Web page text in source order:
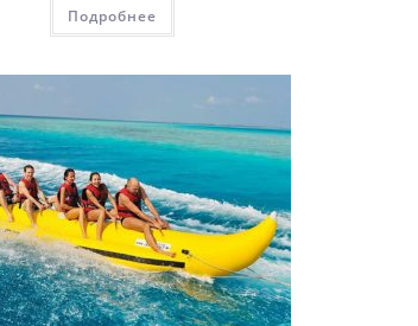
Подробнее